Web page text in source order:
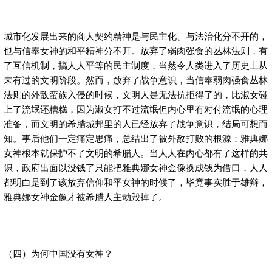
城市化发展出来的商人契约精神是与民主化、与法治化分不开的，
也与信奉女神的和平精神分不开。放弃了弱肉强食的丛林法则，有
了互信机制，搞人人平等的民主制度，当然令人类进入了历史上从
未有过的文明阶段。然而，放弃了战争意识，当信奉弱肉强食丛林
法则的外敌蛮族入侵的时候，文明人是无法抗拒得了的，比淑女碰
上了流氓还糟糕，因为淑女打不过流氓但内心里有对付流氓的心理
准备，而文明的希腊城邦里的人已经放弃了战争意识，结局可想而
知。事后他们一定痛定思痛，总结出了被外敌打败的根源：雅典娜
女神根本就保护不了文明的希腊人。当人人在内心都有了这样的共
识，政府出面以没钱了只能把雅典娜女神金像换成钱为借口，人人
都明白是到了该放弃信仰和平女神的时候了，毕竟事实胜于雄辩，
雅典娜女神金像才被希腊人主动毁掉了。
（四）为何中国没有女神？